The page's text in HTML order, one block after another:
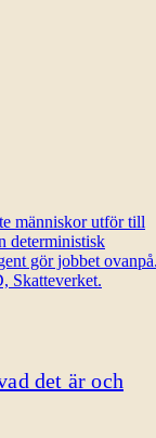
människor utför till
deterministisk
gör jobbet
Skatteverket.
det är och